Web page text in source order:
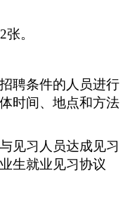
。
聘条件的人员进行
时间、地点和方法
见习人员达成见习
生就业见习协议